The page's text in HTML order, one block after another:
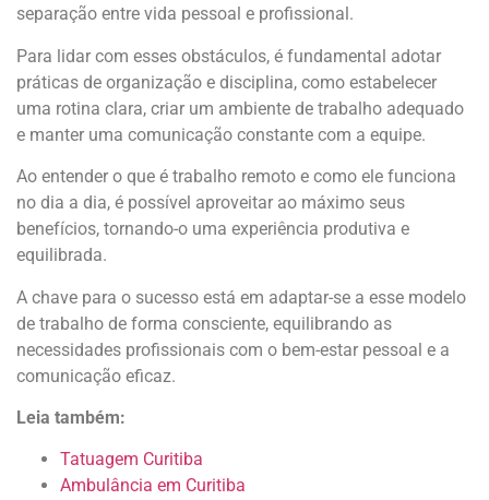
separação entre vida pessoal e profissional.
Para lidar com esses obstáculos, é fundamental adotar
práticas de organização e disciplina, como estabelecer
uma rotina clara, criar um ambiente de trabalho adequado
e manter uma comunicação constante com a equipe.
Ao entender o que é trabalho remoto e como ele funciona
no dia a dia, é possível aproveitar ao máximo seus
benefícios, tornando-o uma experiência produtiva e
equilibrada.
A chave para o sucesso está em adaptar-se a esse modelo
de trabalho de forma consciente, equilibrando as
necessidades profissionais com o bem-estar pessoal e a
comunicação eficaz.
Leia também:
Tatuagem Curitiba
Ambulância em Curitiba